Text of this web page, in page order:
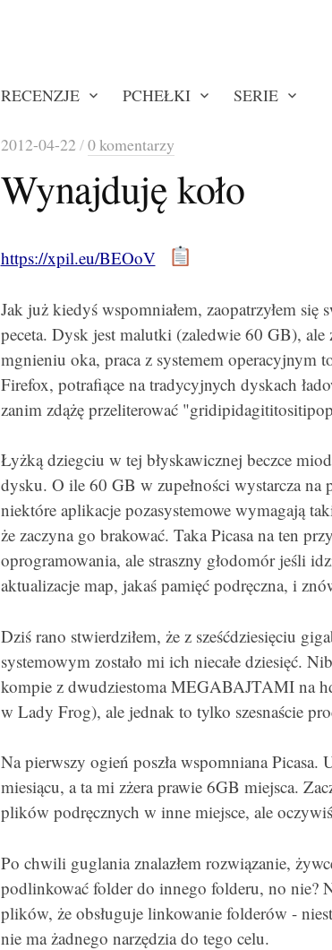
RECENZJE PCHEŁKI SERIE
2012-04-22 /0 komentarzy
Wynajduję koło
https://xpil.eu/BEOoV
Jak już kiedyś wspomniałem, zaopatrzyłem
peceta. Dysk jest malutki (zaledwie 60 GB),
mgnieniu oka, praca z systemem operacyjnym
Firefox, potrafiące na tradycyjnych dyskach
zanim zdążę przeliterować
Łyżką dziegciu w tej błyskawicznej beczce
dysku. O ile 60 GB w zupełności wystarcza na
niektóre aplikacje pozasystemowe wymagają
że zaczyna go brakować. Taka Picasa na ten
oprogramowania, ale straszny głodomór jeśli
aktualizacje map, jakaś pamięć podręczna, i
Dziś rano stwierdziłem, że z sześćdziesięciu
systemowym zostało mi ich niecałe dziesięć.
kompie z dwudziestoma MEGABAJTAMI na
w Lady Frog), ale jednak to tylko szesnaście
Na pierwszy ogień poszła wspomniana Picasa.
miesiącu, a ta mi zżera prawie 6GB miejsca.
plików podręcznych w inne miejsce, ale
Po chwili guglania znalazłem rozwiązanie,
podlinkować folder do innego folderu, no nie?
plików, że obsługuje linkowanie folderów -
nie ma żadnego narzędzia do tego celu.